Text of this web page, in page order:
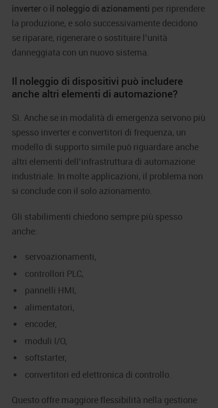
inverter o il noleggio di azionamenti per riprendere
la produzione, e solo successivamente decidono
se riparare, rigenerare o sostituire l’unità
danneggiata con un nuovo sistema.
Il noleggio di dispositivi può includere
anche altri elementi di automazione?
Sì. Anche se in modalità di emergenza servono più
spesso inverter e convertitori di frequenza, un
modello di supporto simile può riguardare anche
altri elementi dell’infrastruttura di automazione
industriale. In molte applicazioni, il problema non
si conclude con il solo azionamento.
Gli stabilimenti chiedono sempre più spesso
anche:
servoazionamenti,
controllori PLC,
pannelli HMI,
alimentatori,
encoder,
moduli I/O,
softstarter,
convertitori ed elettronica di controllo.
Questo offre maggiore flessibilità nella gestione